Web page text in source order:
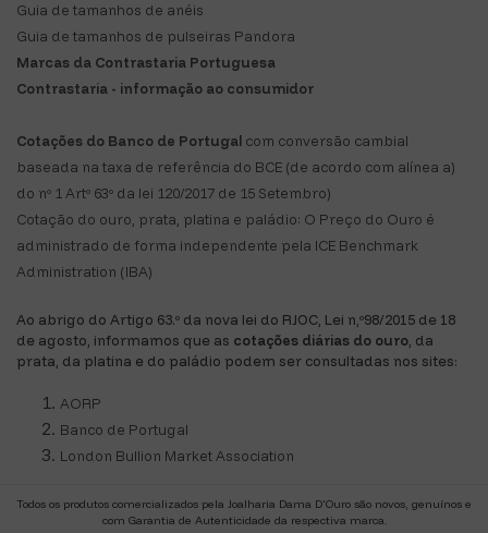
Guia de tamanhos de anéis
Guia de tamanhos de pulseiras Pandora
Marcas da Contrastaria Portuguesa
Contrastaria - informação ao consumidor
Cotações do Banco de Portugal com conversão cambial
baseada na taxa de referência do BCE (de acordo com alínea a)
do nº 1 Artº 63º da lei 120/2017 de 15 Setembro)
Cotação do ouro, prata, platina e paládio: O Preço do Ouro é
administrado de forma independente pela ICE Benchmark
Administration (IBA)
Ao abrigo do Artigo 63.º da nova lei do RJOC, Lei n,º98/2015 de 18
de agosto, informamos que as cotações diárias do ouro, da
prata, da platina e do paládio podem ser consultadas nos sites:
AORP
Banco de Portugal
London Bullion Market Association
Todos os produtos comercializados pela Joalharia Dama D'Ouro são novos, genuínos e
com Garantia de Autenticidade da respectiva marca.